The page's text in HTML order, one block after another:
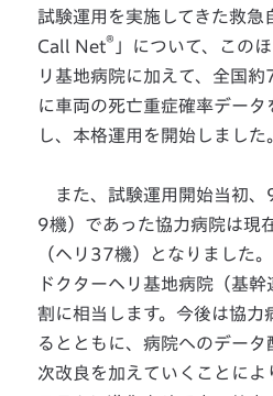
試験運用を実施してきた救
Call Net® 」について、この
リ基地病院に加えて、全国
に車両の死亡重症確率デー
し、本格運用を開始しました
また、試験運用開始当初、
9機）であった協力病院は現
（ヘリ37機）となりました
ドクターヘリ基地病院（基
割に相当します。今後は協力
るとともに、病院へのデー
次改良を加えていくことによ